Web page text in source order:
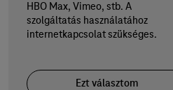
HBO Max, Vimeo, stb. A
szolgáltatás használatához
internetkapcsolat szükséges.
Ezt választom